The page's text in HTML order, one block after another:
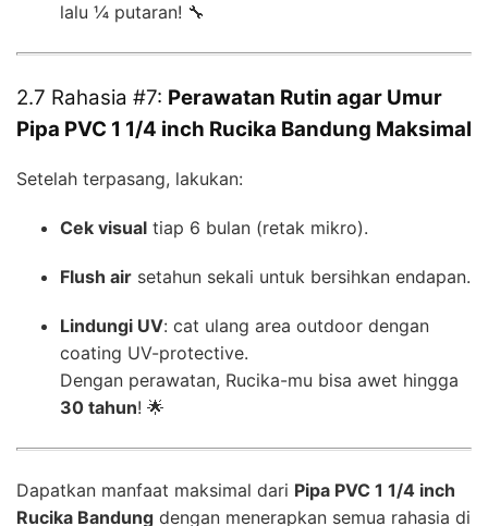
lalu ¼ putaran! 🔧
2.7 Rahasia #7: Perawatan Rutin agar Umur
Pipa PVC 1 1/4 inch Rucika Bandung Maksimal
Setelah terpasang, lakukan:
Cek visual tiap 6 bulan (retak mikro).
Flush air setahun sekali untuk bersihkan endapan.
Lindungi UV: cat ulang area outdoor dengan
coating UV-protective.
Dengan perawatan, Rucika-mu bisa awet hingga
30 tahun! 🌟
Dapatkan manfaat maksimal dari Pipa PVC 1 1/4 inch
Rucika Bandung dengan menerapkan semua rahasia di